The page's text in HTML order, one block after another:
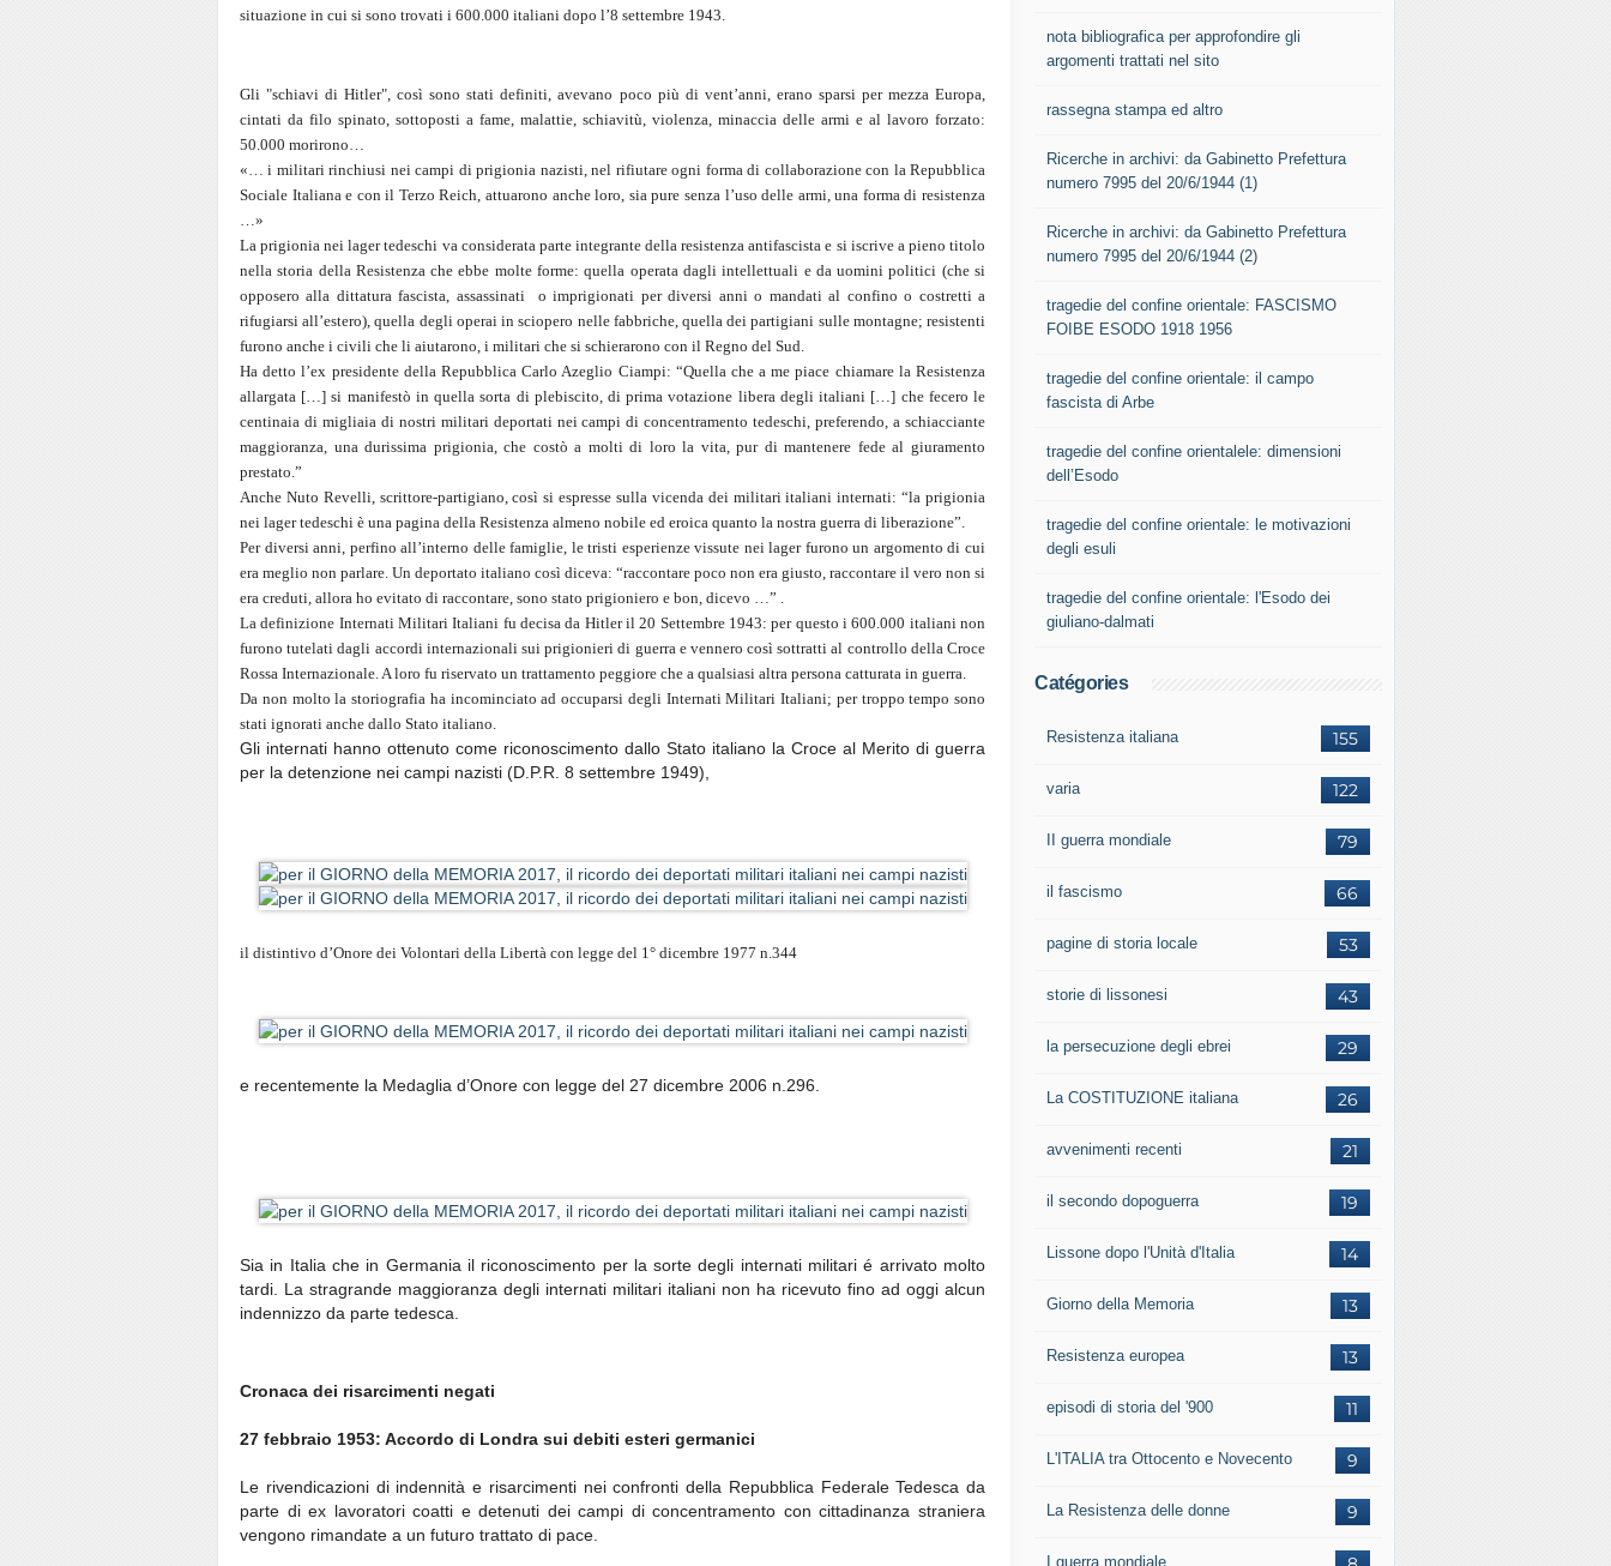
situazione in cui si sono trovati i 600.000 italiani dopo l’8 settembre 1943.
Gli "schiavi di Hitler", così sono stati definiti, avevano poco più di vent’anni, erano sparsi per mezza Europa,
cintati da filo spinato, sottoposti a fame, malattie, schiavitù, violenza, minaccia delle armi e al lavoro forzato:
50.000 morirono…
«… i militari rinchiusi nei campi di prigionia nazisti, nel rifiutare ogni forma di collaborazione con la Repubblica
Sociale Italiana e con il Terzo Reich, attuarono anche loro, sia pure senza l’uso delle armi, una forma di resistenza
…»
La prigionia nei lager tedeschi va considerata parte integrante della resistenza antifascista e si iscrive a pieno titolo
nella storia della Resistenza che ebbe molte forme: quella operata dagli intellettuali e da uomini politici (che si
opposero alla dittatura fascista, assassinati o imprigionati per diversi anni o mandati al confino o costretti a
rifugiarsi all’estero), quella degli operai in sciopero nelle fabbriche, quella dei partigiani sulle montagne; resistenti
furono anche i civili che li aiutarono, i militari che si schierarono con il Regno del Sud.
Ha detto l’ex presidente della Repubblica Carlo Azeglio Ciampi: “Quella che a me piace chiamare la Resistenza
allargata […] si manifestò in quella sorta di plebiscito, di prima votazione libera degli italiani […] che fecero le
centinaia di migliaia di nostri militari deportati nei campi di concentramento tedeschi, preferendo, a schiacciante
maggioranza, una durissima prigionia, che costò a molti di loro la vita, pur di mantenere fede al giuramento
prestato.”
Anche Nuto Revelli, scrittore-partigiano, così si espresse sulla vicenda dei militari italiani internati: “la prigionia
nei lager tedeschi è una pagina della Resistenza almeno nobile ed eroica quanto la nostra guerra di liberazione”.
Per diversi anni, perfino all’interno delle famiglie, le tristi esperienze vissute nei lager furono un argomento di cui
era meglio non parlare. Un deportato italiano così diceva: “raccontare poco non era giusto, raccontare il vero non si
era creduti, allora ho evitato di raccontare, sono stato prigioniero e bon, dicevo …” .
La definizione Internati Militari Italiani fu decisa da Hitler il 20 Settembre 1943: per questo i 600.000 italiani non
furono tutelati dagli accordi internazionali sui prigionieri di guerra e vennero così sottratti al controllo della Croce
Rossa Internazionale. A loro fu riservato un trattamento peggiore che a qualsiasi altra persona catturata in guerra.
Da non molto la storiografia ha incominciato ad occuparsi degli Internati Militari Italiani; per troppo tempo sono
stati ignorati anche dallo Stato italiano.
Gli internati hanno ottenuto come riconoscimento dallo Stato italiano la Croce al Merito di guerra
per la detenzione nei campi nazisti (D.P.R. 8 settembre 1949),
il distintivo d’Onore dei Volontari della Libertà con legge del 1° dicembre 1977 n.344
e recentemente la Medaglia d’Onore con legge del 27 dicembre 2006 n.296.
Sia in Italia che in Germania il riconoscimento per la sorte degli internati militari é arrivato molto
tardi. La stragrande maggioranza degli internati militari italiani non ha ricevuto fino ad oggi alcun
indennizzo da parte tedesca.
Cronaca dei risarcimenti negati
27 febbraio 1953: Accordo di Londra sui debiti esteri germanici
Le rivendicazioni di indennità e risarcimenti nei confronti della Repubblica Federale Tedesca da
parte di ex lavoratori coatti e detenuti dei campi di concentramento con cittadinanza straniera
vengono rimandate a un futuro trattato di pace.
nota bibliografica per approfondire gli
argomenti trattati nel sito
rassegna stampa ed altro
Ricerche in archivi: da Gabinetto Prefettura
numero 7995 del 20/6/1944 (1)
Ricerche in archivi: da Gabinetto Prefettura
numero 7995 del 20/6/1944 (2)
tragedie del confine orientale: FASCISMO
FOIBE ESODO 1918 1956
tragedie del confine orientale: il campo
fascista di Arbe
tragedie del confine orientalele: dimensioni
dell’Esodo
tragedie del confine orientale: le motivazioni
degli esuli
tragedie del confine orientale: l'Esodo dei
giuliano-dalmati
Catégories
155
Resistenza italiana
122
varia
79
II guerra mondiale
66
il fascismo
53
pagine di storia locale
43
storie di lissonesi
29
la persecuzione degli ebrei
26
La COSTITUZIONE italiana
21
avvenimenti recenti
19
il secondo dopoguerra
14
Lissone dopo l'Unità d'Italia
13
Giorno della Memoria
13
Resistenza europea
11
episodi di storia del '900
9
L'ITALIA tra Ottocento e Novecento
9
La Resistenza delle donne
I guerra mondiale